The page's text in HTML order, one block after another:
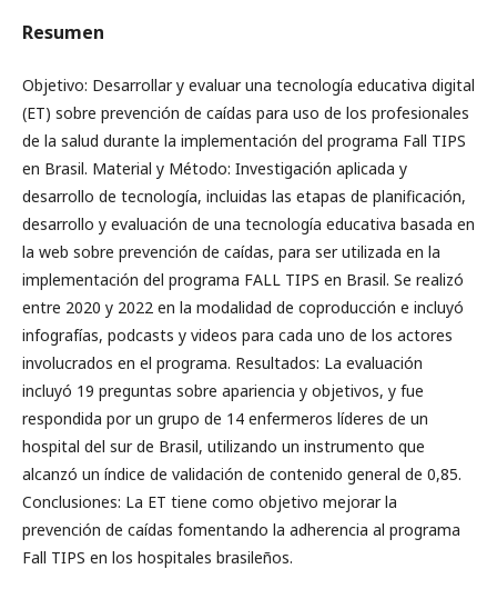
Resumen
Objetivo: Desarrollar y evaluar una tecnología educativa digital
(ET) sobre prevención de caídas para uso de los profesionales
de la salud durante la implementación del programa Fall TIPS
en Brasil. Material y Método: Investigación aplicada y
desarrollo de tecnología, incluidas las etapas de planificación,
desarrollo y evaluación de una tecnología educativa basada en
la web sobre prevención de caídas, para ser utilizada en la
implementación del programa FALL TIPS en Brasil. Se realizó
entre 2020 y 2022 en la modalidad de coproducción e incluyó
infografías, podcasts y videos para cada uno de los actores
involucrados en el programa. Resultados: La evaluación
incluyó 19 preguntas sobre apariencia y objetivos, y fue
respondida por un grupo de 14 enfermeros líderes de un
hospital del sur de Brasil, utilizando un instrumento que
alcanzó un índice de validación de contenido general de 0,85.
Conclusiones: La ET tiene como objetivo mejorar la
prevención de caídas fomentando la adherencia al programa
Fall TIPS en los hospitales brasileños.